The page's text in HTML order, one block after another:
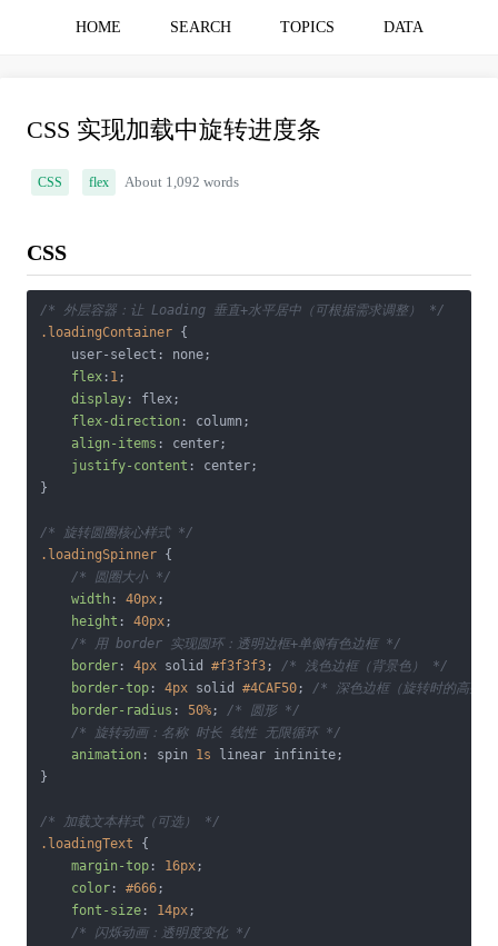
HOME SEARCH TOPICS DATA
CSS 实现加载中旋转进度条
CSS flex About 1,092 words
CSS
/* 外层容器：让 Loading 垂直+水平居中（可根据需求调整） */
.loadingContainer {
    user-select: none;
flex : 1;
display : flex;
flex-direction : column;
align-items : center;
justify-content : center;
}
/* 旋转圆圈核心样式 */
.loadingSpinner {
/* 圆圈大小 */
width : 40px;
height : 40px;
/* 用 border 实现圆环：透明边框+单侧有色边框 */
border : 4px solid #f3f3f3; /* 浅色边框（背景色） */
border-top : 4px solid #4CAF50; /* 深色边框（旋转时的高亮
border-radius : 50%; /* 圆形 */
/* 旋转动画：名称 时长 线性 无限循环 */
animation : spin 1s linear infinite;
}
/* 加载文本样式（可选） */
.loadingText {
margin-top : 16px;
color : #666;
font-size : 14px;
/* 闪烁动画：透明度变化 */